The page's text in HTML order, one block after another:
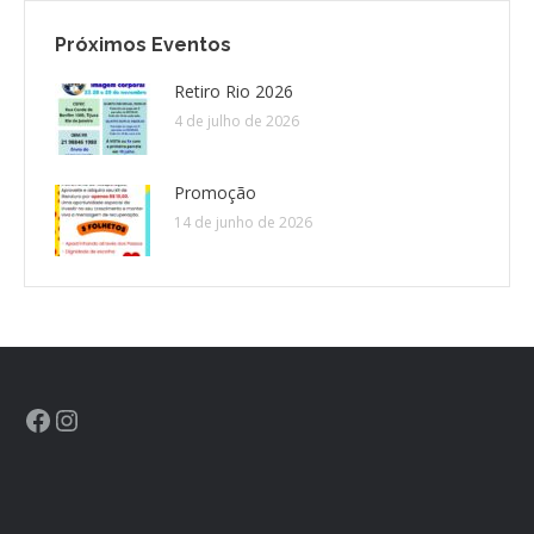
CONTRIBUIÇÕES
HISTÓRIA DE CCA/BR
Próximos Eventos
Retiro Rio 2026
4 de julho de 2026
Promoção
14 de junho de 2026